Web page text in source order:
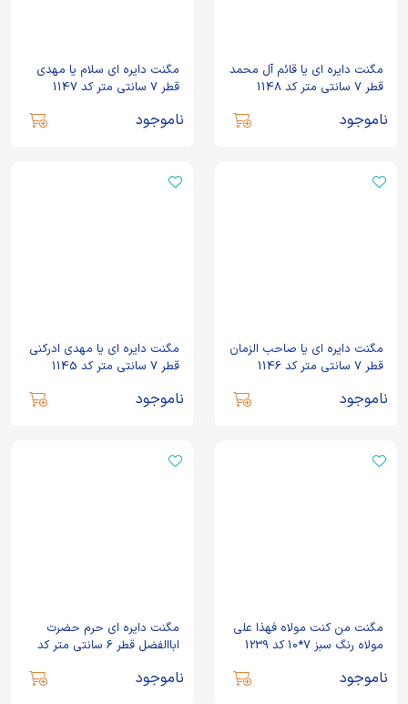
مگنت دایره ای یا قائم آل محمد
قطر 7 سانتی متر کد 1148
ناموجود
مگنت دایره ای سلام یا مهدی
قطر 7 سانتی متر کد 1147
ناموجود
مگنت دایره ای یا صاحب الزمان
قطر 7 سانتی متر کد 1146
ناموجود
مگنت دایره ای یا مهدی ادرکنی
قطر 7 سانتی متر کد 1145
ناموجود
مگنت من کنت مولاه فهذا علی
مولاه رنگ سبز 7*10 کد 1239
ناموجود
مگنت دایره ای حرم حضرت
اباالفضل قطر 6 سانتی متر کد
ناموجود